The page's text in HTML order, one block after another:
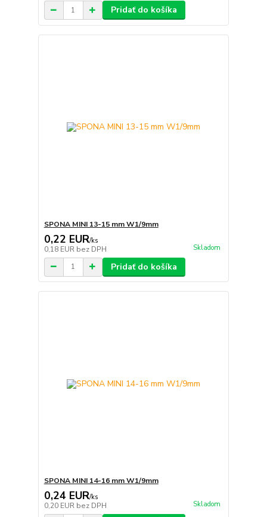
Pridať do košíka
SPONA MINI 13-15 mm W1/9mm
0,22 EUR/ks
0,18 EUR bez DPH Skladom
Pridať do košíka
SPONA MINI 14-16 mm W1/9mm
0,24 EUR/ks
0,20 EUR bez DPH Skladom